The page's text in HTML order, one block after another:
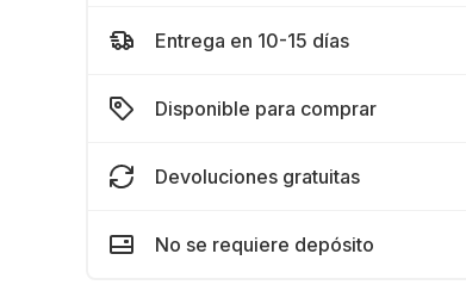
Entrega en 10-15 días
Disponible para comprar
Devoluciones gratuitas
No se requiere depósito